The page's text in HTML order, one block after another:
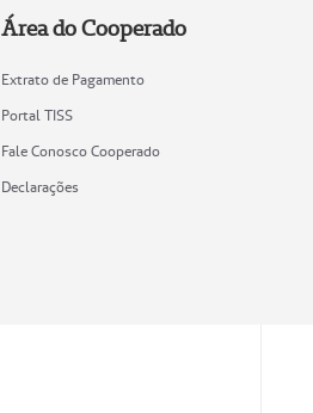
Área do Cooperado
Extrato de Pagamento
Portal TISS
Fale Conosco Cooperado
Declarações